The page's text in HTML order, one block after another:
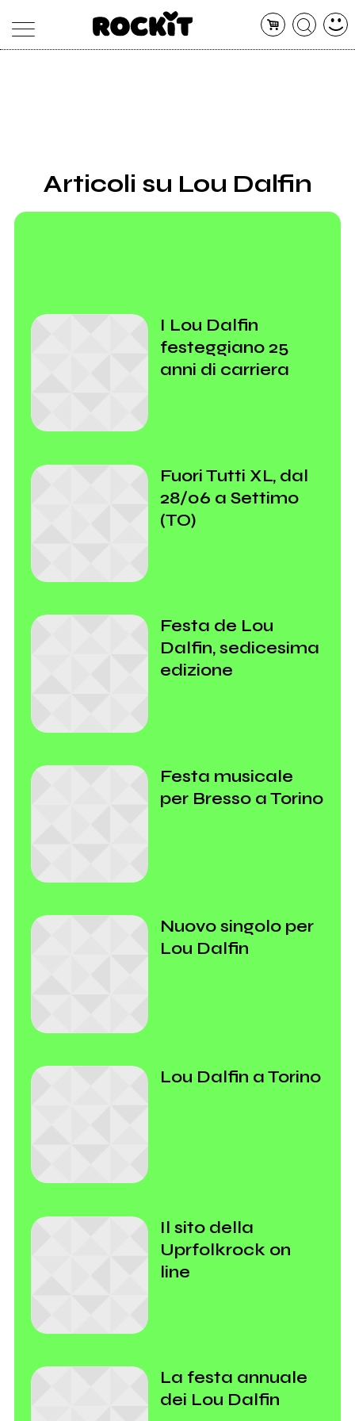
SHOP
RADIO
Articoli su Lou Dalfin
I Lou Dalfin
festeggiano 25
anni di carriera
Fuori Tutti XL, dal
28/06 a Settimo
(TO)
Festa de Lou
Dalfin, sedicesima
edizione
Festa musicale
per Bresso a Torino
Nuovo singolo per
Lou Dalfin
Lou Dalfin a Torino
Il sito della
Uprfolkrock on
line
La festa annuale
dei Lou Dalfin